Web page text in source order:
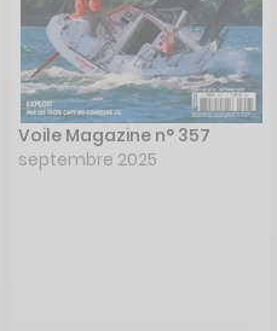
Voile Magazine n° 357
septembre 2025